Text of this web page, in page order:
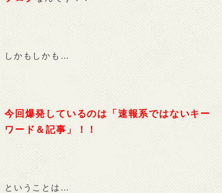
しかもしかも…
今回爆発しているのは「速報系ではないキー
ワード＆記事」！！
ということは…